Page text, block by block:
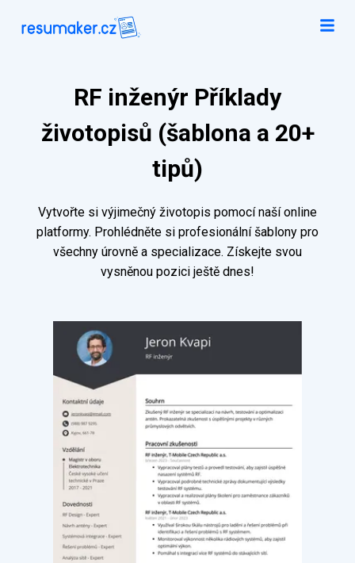
RF inženýr Příklady
životopisů (šablona a 20+
tipů)
Vytvořte si výjimečný životopis pomocí naší online
platformy. Prohlédněte si profesionální šablony pro
všechny úrovně a specializace. Získejte svou
vysněnou pozici ještě dnes!